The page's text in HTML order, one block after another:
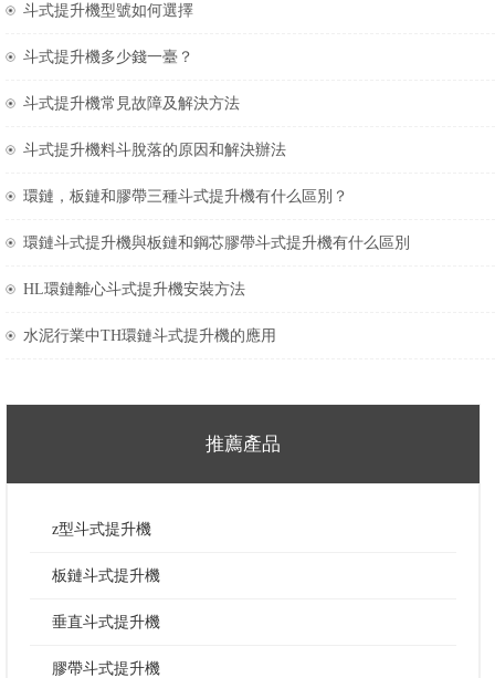
斗式提升機型號如何選擇
斗式提升機多少錢一臺？
斗式提升機常見故障及解決方法
斗式提升機料斗脫落的原因和解決辦法
環鏈，板鏈和膠帶三種斗式提升機有什么區別？
環鏈斗式提升機與板鏈和鋼芯膠帶斗式提升機有什么區別
HL環鏈離心斗式提升機安裝方法
水泥行業中TH環鏈斗式提升機的應用
推薦產品
z型斗式提升機
板鏈斗式提升機
垂直斗式提升機
膠帶斗式提升機